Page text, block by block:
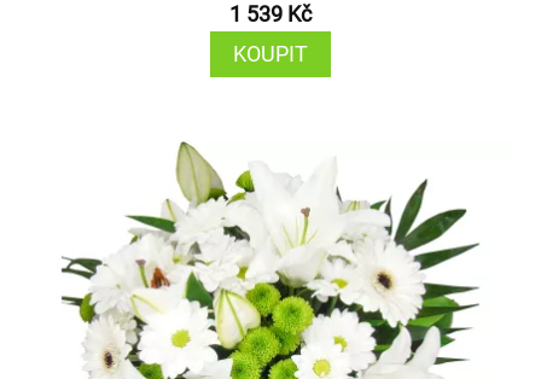
1 539 Kč
KOUPIT